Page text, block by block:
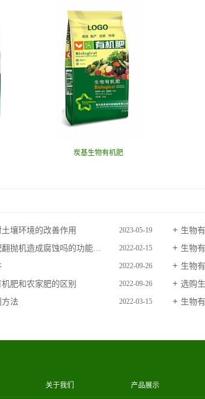
炭基生物有机肥
壤环境的改善作用 2023-05-19 生物
造成腐蚀吗的功能是什么？ 2022-02-15 生物
2022-09-26 生物
肥和农家肥的区别 2022-09-26 选购
法 2022-03-15 生物
关于我们 产品展示